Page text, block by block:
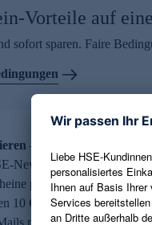
Vorteile auf
sofort sparen. Faire
– 10 € Gutschein
Newsletter abonnieren und
per E-Mail erhalten.
10 € Gutschein. Eine
möglich.